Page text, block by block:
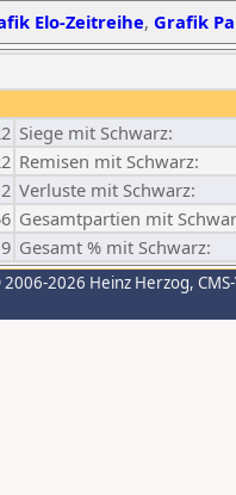
Elo-Zeitreihe, Grafik
Siege mit Schwarz:
Remisen mit Schwarz:
Verluste mit Schwarz:
Gesamtpartien mit
Gesamt % mit Schwarz:
2026 Heinz Herzog,